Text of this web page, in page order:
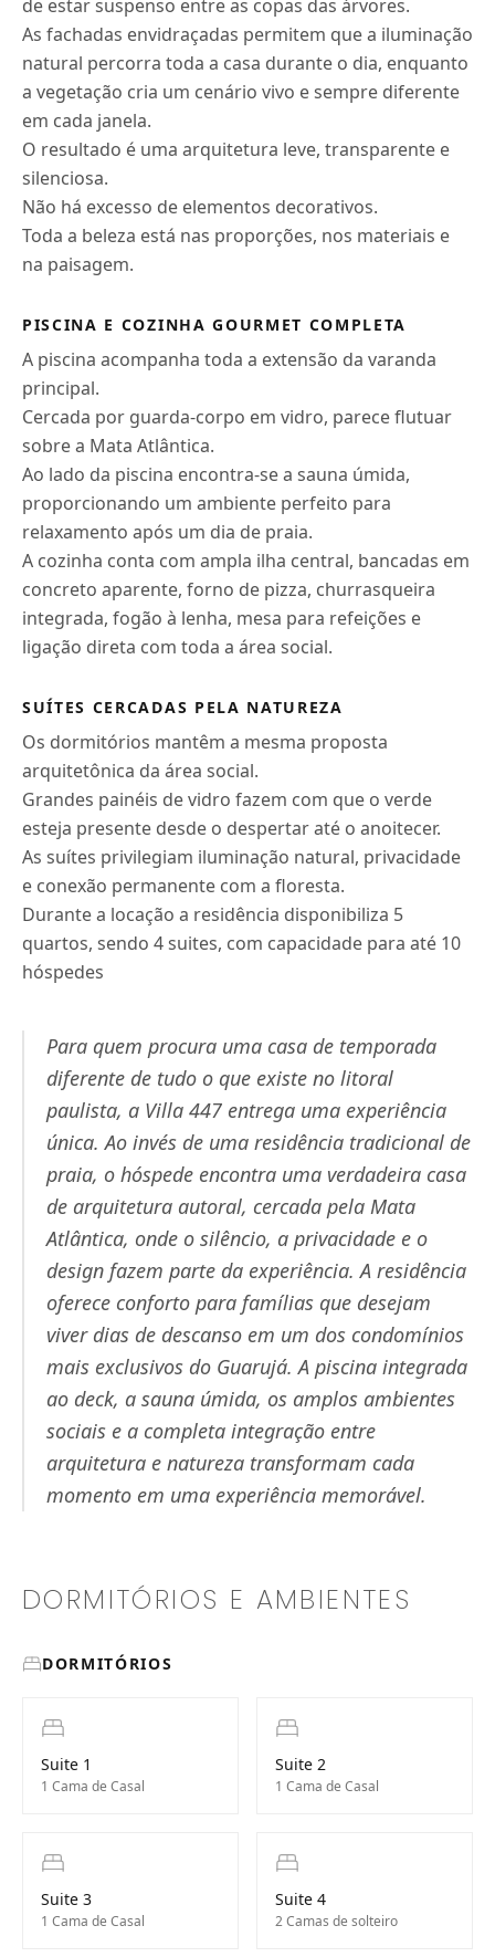
de estar suspenso entre as copas das árvores.
As fachadas envidraçadas permitem que a iluminação
natural percorra toda a casa durante o dia, enquanto
a vegetação cria um cenário vivo e sempre diferente
em cada janela.
O resultado é uma arquitetura leve, transparente e
silenciosa.
Não há excesso de elementos decorativos.
Toda a beleza está nas proporções, nos materiais e
na paisagem.
PISCINA E COZINHA GOURMET COMPLETA
A piscina acompanha toda a extensão da varanda
principal.
Cercada por guarda-corpo em vidro, parece flutuar
sobre a Mata Atlântica.
Ao lado da piscina encontra-se a sauna úmida,
proporcionando um ambiente perfeito para
relaxamento após um dia de praia.
A cozinha conta com ampla ilha central, bancadas em
concreto aparente, forno de pizza, churrasqueira
integrada, fogão à lenha, mesa para refeições e
ligação direta com toda a área social.
SUÍTES CERCADAS PELA NATUREZA
Os dormitórios mantêm a mesma proposta
arquitetônica da área social.
Grandes painéis de vidro fazem com que o verde
esteja presente desde o despertar até o anoitecer.
As suítes privilegiam iluminação natural, privacidade
e conexão permanente com a floresta.
Durante a locação a residência disponibiliza 5
quartos, sendo 4 suites, com capacidade para até 10
hóspedes
Para quem procura uma casa de temporada
diferente de tudo o que existe no litoral
paulista, a Villa 447 entrega uma experiência
única. Ao invés de uma residência tradicional de
praia, o hóspede encontra uma verdadeira casa
de arquitetura autoral, cercada pela Mata
Atlântica, onde o silêncio, a privacidade e o
design fazem parte da experiência. A residência
oferece conforto para famílias que desejam
viver dias de descanso em um dos condomínios
mais exclusivos do Guarujá. A piscina integrada
ao deck, a sauna úmida, os amplos ambientes
sociais e a completa integração entre
arquitetura e natureza transformam cada
momento em uma experiência memorável.
DORMITÓRIOS E AMBIENTES
DORMITÓRIOS
Suite 1
1 Cama de Casal
Suite 2
1 Cama de Casal
Suite 3
1 Cama de Casal
Suite 4
2 Camas de solteiro